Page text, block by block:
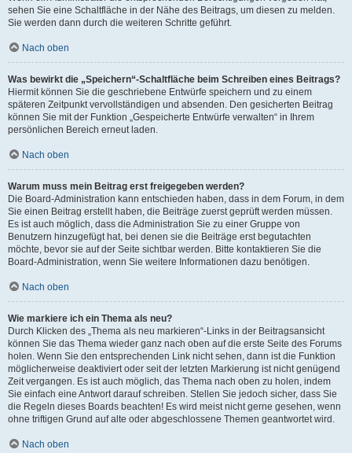
sehen Sie eine Schaltfläche in der Nähe des Beitrags, um diesen zu melden.
Sie werden dann durch die weiteren Schritte geführt.
Nach oben
Was bewirkt die „Speichern“-Schaltfläche beim Schreiben eines Beitrags?
Hiermit können Sie die geschriebene Entwürfe speichern und zu einem
späteren Zeitpunkt vervollständigen und absenden. Den gesicherten Beitrag
können Sie mit der Funktion „Gespeicherte Entwürfe verwalten“ in Ihrem
persönlichen Bereich erneut laden.
Nach oben
Warum muss mein Beitrag erst freigegeben werden?
Die Board-Administration kann entschieden haben, dass in dem Forum, in dem
Sie einen Beitrag erstellt haben, die Beiträge zuerst geprüft werden müssen.
Es ist auch möglich, dass die Administration Sie zu einer Gruppe von
Benutzern hinzugefügt hat, bei denen sie die Beiträge erst begutachten
möchte, bevor sie auf der Seite sichtbar werden. Bitte kontaktieren Sie die
Board-Administration, wenn Sie weitere Informationen dazu benötigen.
Nach oben
Wie markiere ich ein Thema als neu?
Durch Klicken des „Thema als neu markieren“-Links in der Beitragsansicht
können Sie das Thema wieder ganz nach oben auf die erste Seite des Forums
holen. Wenn Sie den entsprechenden Link nicht sehen, dann ist die Funktion
möglicherweise deaktiviert oder seit der letzten Markierung ist nicht genügend
Zeit vergangen. Es ist auch möglich, das Thema nach oben zu holen, indem
Sie einfach eine Antwort darauf schreiben. Stellen Sie jedoch sicher, dass Sie
die Regeln dieses Boards beachten! Es wird meist nicht gerne gesehen, wenn
ohne triftigen Grund auf alte oder abgeschlossene Themen geantwortet wird.
Nach oben